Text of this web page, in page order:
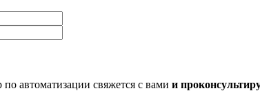
автоматизации свяжется с вами и